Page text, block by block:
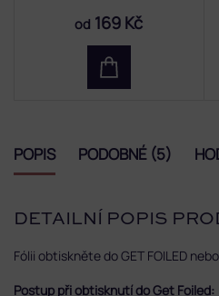
od 169 Kč
POPIS PODOBNÉ (5)
DETAILNÍ POPIS
Fólii obtiskněte do GET FOILED
Postup při obtisknutí do Get Foiled: